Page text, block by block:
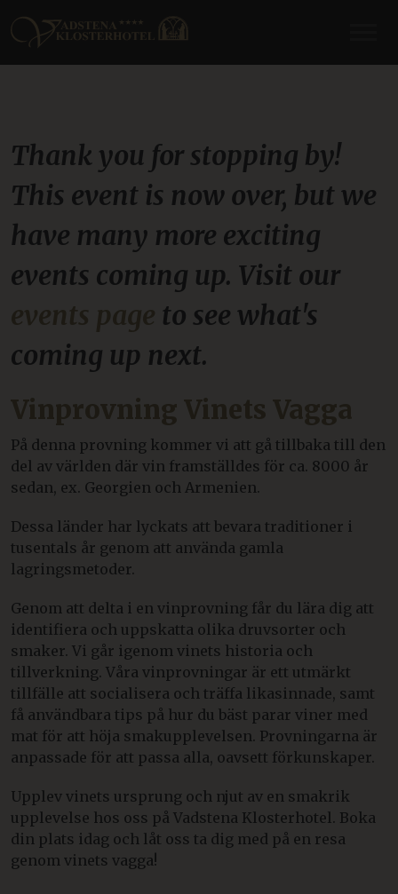
Thank you for stopping by!
This event is now over, but we
have many more exciting
events coming up. Visit our
events page to see what's
coming up next.
Vinprovning Vinets Vagga
På denna provning kommer vi att gå tillbaka till den
del av världen där vin framställdes för ca. 8000 år
sedan, ex. Georgien och Armenien.
Dessa länder har lyckats att bevara traditioner i
tusentals år genom att använda gamla
lagringsmetoder.
Genom att delta i en vinprovning får du lära dig att
identifiera och uppskatta olika druvsorter och
smaker. Vi går igenom vinets historia och
tillverkning. Våra vinprovningar är ett utmärkt
tillfälle att socialisera och träffa likasinnade, samt
få användbara tips på hur du bäst parar viner med
mat för att höja smakupplevelsen. Provningarna är
anpassade för att passa alla, oavsett förkunskaper.
Upplev vinets ursprung och njut av en smakrik
upplevelse hos oss på Vadstena Klosterhotel. Boka
din plats idag och låt oss ta dig med på en resa
genom vinets vagga!